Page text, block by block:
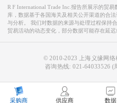
R F International Trade Inc.报告所展示的贸
库，数据基于各国海关及相关公开渠道的合
与分析。 我们对数据的来源与处理过程保持
贸易活动的动态变化，部分数据可能存在延迟
© 2010-2023 上海义缘网
咨询热线:021-64033526 (
采购商 供应商 数据